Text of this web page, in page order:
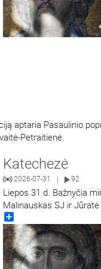
aptaria Pasaulinio
Petraitienė.
Katechezė
2026-07-31 92
Liepos 31 d. Bažnyčia
Malinauskas SJ ir